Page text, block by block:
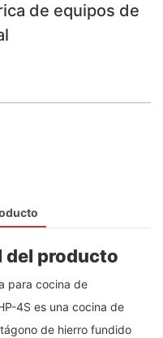
de equipos de
del producto
para cocina de
4S es una cocina de
de hierro fundido